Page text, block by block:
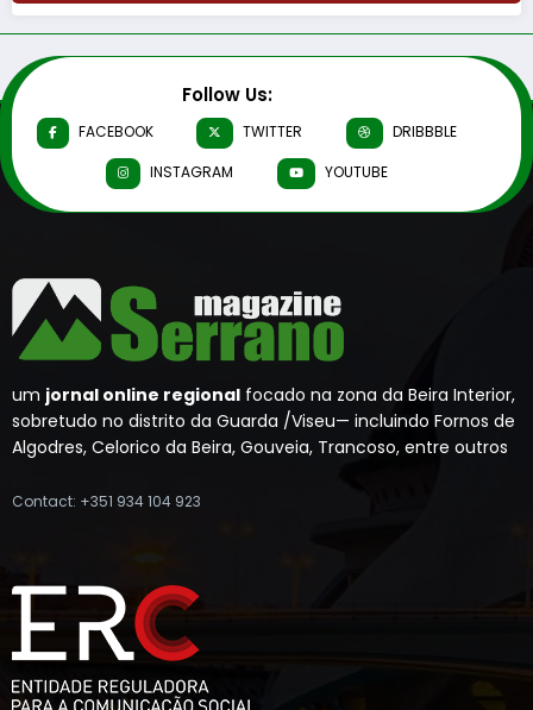
Follow Us:
FACEBOOK TWITTER
DRIBBBLE
INSTAGRAM
YOUTUBE
um jornal online regional focado na zona da Beira Interior,
sobretudo no distrito da Guarda /Viseu— incluindo Fornos de
Algodres, Celorico da Beira, Gouveia, Trancoso, entre outros
Contact: +351 934 104 923